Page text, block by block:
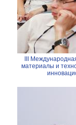
III
материалы и